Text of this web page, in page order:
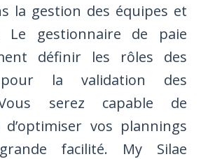
la gestion des équipes et
Le gestionnaire de paie
définir les rôles des
pour la validation des
serez capable de
vos plannings
facilité. My Silae